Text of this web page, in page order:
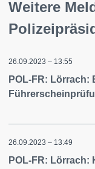
Weitere
26.09.2023 – 13:55
POL-FR: Lörrach:
26.09.2023 – 13:49
POL-FR: Lörrach: